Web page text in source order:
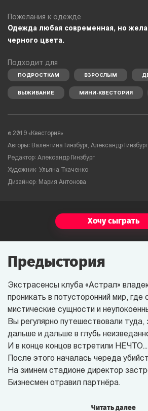
Пожелания к одежде
Одежда любая современная, но
черного цвета.
Подходит для
ПОДРОСТКАМ ВЗРОСЛЫМ
ВЫЖИВАНИЕ МИНИ-КВЕСТОРИЯ
© 2019 «Квестория»
Авторы: Валентина Гинзбург, Александр Гинзбург
Редактор: Александр Гинзбург
Художник: Ульяна Ткаченко
Дизайнер: Мария Антонова
Хочу сыграть
Предыстория
Экстрасенсы клуба «Астрал»
проникать в потусторонний мир, где
мистические сущности и
Вы регулярно путешествовали туда,
дальше и дальше в глубь
И в конце концов встретили НЕЧТО...
После этого началась череда
На зимнем стадионе директор
Бизнесмен отравил партнёра.
в вольер с белыми медведями.
Читать далее